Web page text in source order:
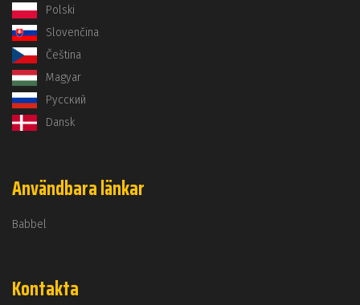
Polski
Slovenčina
Čeština
Magyar
Русский
Dansk
Användbara länkar
Babbel
Kontakta